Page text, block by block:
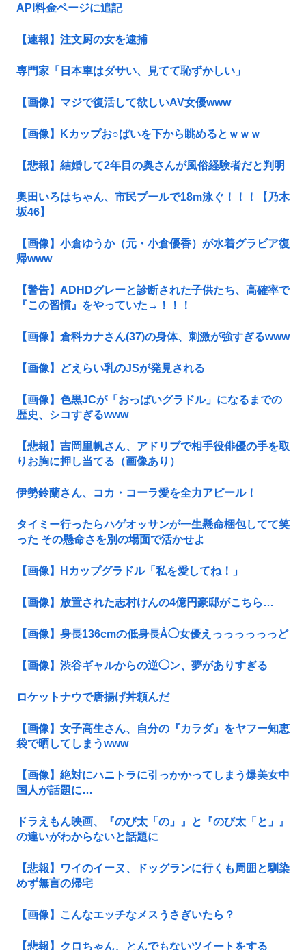
API料金ページに追記
【速報】注文厨の女を逮捕
専門家「日本車はダサい、見てて恥ずかしい」
【画像】マジで復活して欲しいAV女優www
【画像】Kカップお○ぱいを下から眺めるとｗｗｗ
【悲報】結婚して2年目の奥さんが風俗経験者だと判明
奥田いろはちゃん、市民プールで18m泳ぐ！！！【乃木
坂46】
【画像】小倉ゆうか（元・小倉優香）が水着グラビア復
帰www
【警告】ADHDグレーと診断された子供たち、高確率で
『この習慣』をやっていた→！！！
【画像】倉科カナさん(37)の身体、刺激が強すぎるwww
【画像】どえらい乳のJSが発見される
【画像】色黒JCが「おっぱいグラドル」になるまでの
歴史、シコすぎるwww
【悲報】吉岡里帆さん、アドリブで相手役俳優の手を取
りお胸に押し当てる（画像あり）
伊勢鈴蘭さん、コカ・コーラ愛を全力アピール！
タイミー行ったらハゲオッサンが一生懸命梱包してて笑
った その懸命さを別の場面で活かせよ
【画像】Hカップグラドル「私を愛してね！」
【画像】放置された志村けんの4億円豪邸がこちら…
【画像】身長136cmの低身長Å◯女優えっっっっっっど
【画像】渋谷ギャルからの逆◯ン、夢がありすぎる
ロケットナウで唐揚げ丼頼んだ
【画像】女子高生さん、自分の『カラダ』をヤフー知恵
袋で晒してしまうwww
【画像】絶対にハニトラに引っかかってしまう爆美女中
国人が話題に…
ドラえもん映画、『のび太「の」』と『のび太「と」』
の違いがわからないと話題に
【悲報】ワイのイーヌ、ドッグランに行くも周囲と馴染
めず無言の帰宅
【画像】こんなエッチなメスうさぎいたら？
【悲報】クロちゃん、とんでもないツイートをする